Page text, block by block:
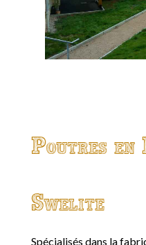
Poutres
Swelite
Spécialisés dans la